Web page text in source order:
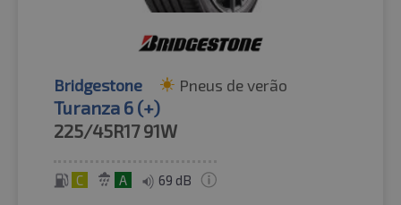
Bridgestone Pneus de verão
Turanza 6 (+)
225/45R17 91W
C A 69 dB